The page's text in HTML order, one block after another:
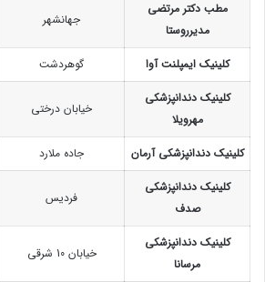
مطب دکتر مرتضی
مدیرروستا
جهانشهر
کلینیک ایمپلنت آوا گوهردشت
کلینیک دندانپزشکی
مهرویلا
خیابان درختی
کلینیک دندانپزشکی آرمان جاده ملارد
کلینیک دندانپزشکی
صدف
فردیس
کلینیک دندانپزشکی
مرسانا
خیابان 10 شرقی